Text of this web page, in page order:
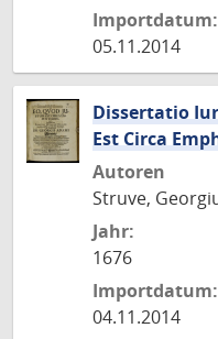
Importdatum:
05.11.2014
Dissertatio
Est Circa
Autoren
Struve,
Jahr:
1676
Importdatum:
04.11.2014